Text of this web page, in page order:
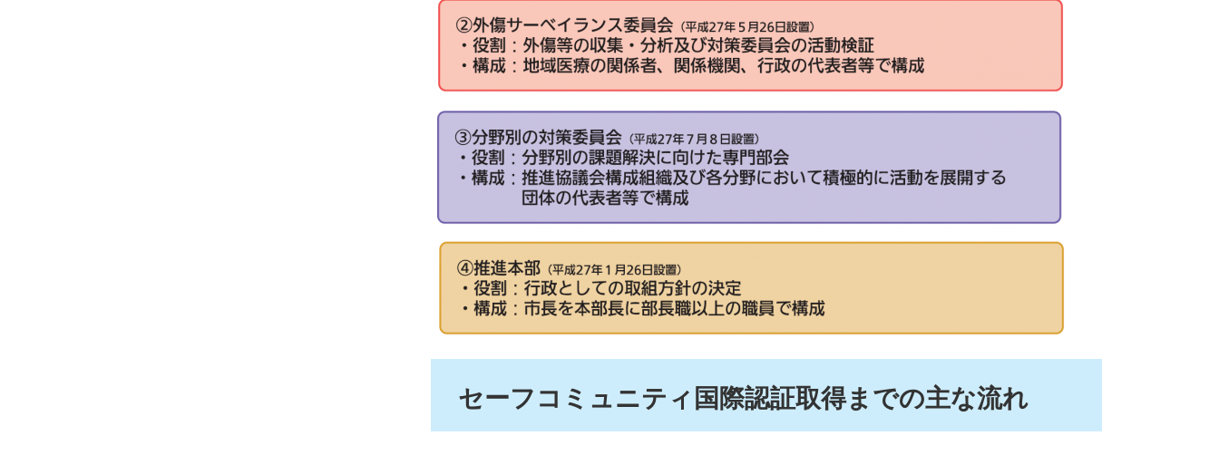
セーフコミュニティ国際認証取得までの主な流れ